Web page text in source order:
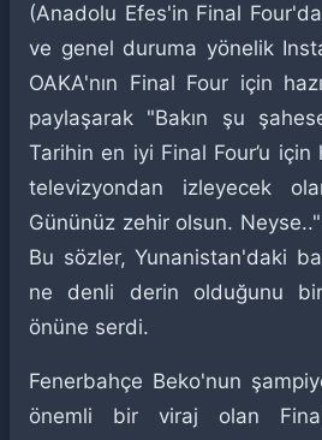
(Anadolu Efes'in Final
ve genel duruma yönelik
OAKA'nın Final Four için
paylaşarak "Bakın şu
Tarihin en iyi Final Four’u için
televizyondan izleyecek
Gününüz zehir olsun.
Bu sözler, Yunanistan'daki
ne denli derin olduğunu
önüne serdi.
Fenerbahçe Beko'nun
önemli bir viraj olan